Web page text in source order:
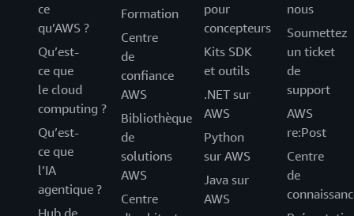
ce
qu’AWS ?
Qu’est-
ce que
le cloud
computing ?
Qu’est-
ce que
l’IA
agentique ?
Formation
Centre
de
confiance
AWS
Bibliothèque
de
solutions
AWS
Centre
pour
concepteurs
Kits SDK
et outils
.NET sur
AWS
Python
sur AWS
Java sur
AWS
nous
Soumettez
un ticket
de
support
AWS
re:Post
Centre
de